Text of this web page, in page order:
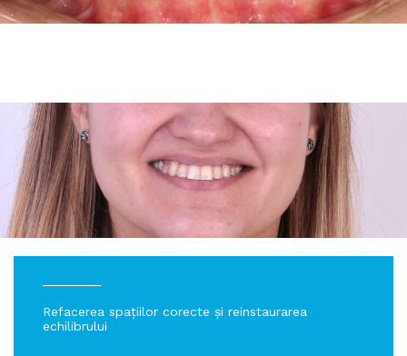
Refacerea spațiilor corecte și reinstaurarea
echilibrului